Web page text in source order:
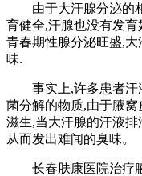
由于大汗腺分泌的相
育健全,汗腺也没有发育
青春期性腺分泌旺盛,
味.
事实上,许多患者汗
菌分解的物质,由于腋
滋生,当大汗腺的汗液
从而发出难闻的臭味。
长春肤康医院治疗腋